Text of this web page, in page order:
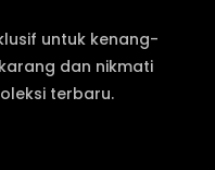
untuk kenang-
dan nikmati
terbaru.